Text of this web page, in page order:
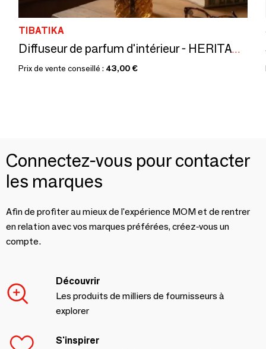
TIBATIKA
Diffuseur de parfum d'intérieur - HERITAGE
Prix de vente conseillé : 43,00 €
Connectez-vous pour contacter
les marques
Afin de profiter au mieux de l'expérience MOM et de rentrer
en relation avec vos marques préférées, créez-vous un
compte.
Découvrir
Les produits de milliers de fournisseurs à
explorer
S'inspirer